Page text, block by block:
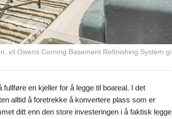
vil Owens Corning Basement Refinishing System gi
en kjeller for å legge til boareal. I det
alltid å foretrekke å konvertere plass som er
ditt enn den store investeringen i å faktisk legge